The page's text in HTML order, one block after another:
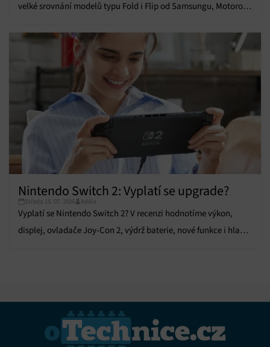
velké srovnání modelů typu Fold i Flip od Samsungu, Motoroly,
Nintendo Switch 2: Vyplatí se upgrade?
Středa 15. 07. 2026 Adéla
Vyplatí se Nintendo Switch 2? V recenzi hodnotíme výkon,
displej, ovladače Joy-Con 2, výdrž baterie, nové funkce i hlavní